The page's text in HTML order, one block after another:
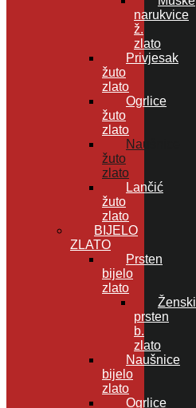
narukvice
ž.
zlato
Privjesak
žuto
zlato
Ogrlice
žuto
zlato
Naušnice
žuto
zlato
Lančić
žuto
zlato
BIJELO
ZLATO
Prsten
bijelo
zlato
Ženski
prsten
b.
zlato
Naušnice
bijelo
zlato
Ogrlice